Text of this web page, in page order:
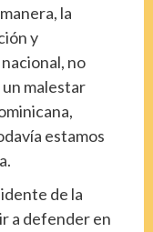
la
y
no
malestar
estamos
de la
a defender en